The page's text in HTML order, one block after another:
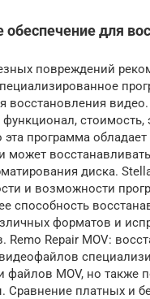
для
повреждений
восстановления видео.
функционал,
эта программа
может
диска.
и возможности
способность
форматов и
Remo Repair MOV:
файлов MOV, но также
Сравнение платных и